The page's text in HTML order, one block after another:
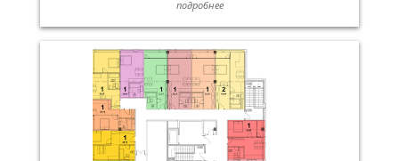
подробнее